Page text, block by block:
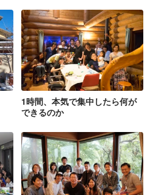
1時間、本気で集中したら何が
できるのか